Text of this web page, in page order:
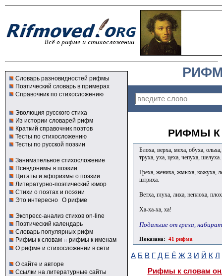
Словарь разновидностей рифмы
Поэтический словарь в примерах
Справочник по стихосложению
Эволюция русского стиха
Из истории словарей рифм
Краткий справочник поэтов
Тесты по стихосложению
Тесты по русской поэзии
Занимательное стихосложение
Псевдонимы в поэзии
Цитаты и афоризмы о поэзии
Литературно-поэтический юмор
Стихи о поэтах и поэзии
Это интересно О рифме
Экспресс-анализ стихов on-line
Поэтический календарь
Словарь популярных рифм
Рифмы к словам и рифмы к именам
О рифме и стихосложении в сети
О сайте и авторе
Ссылки на литературные сайты
РИФМЫ К
Блоха, верха, меха, обуха,
труха, уха, цеха, чепуха,
Греха, жениха, жмыха, кожуха,
штриха.
Ветха, глуха, лиха, неплоха,
Ха-ха-ха, ха!
Подальше от греха,
Показана: 41 рифма
А Б В Г Д Е Ё Ж З И Й К Л
Рифмы к словам